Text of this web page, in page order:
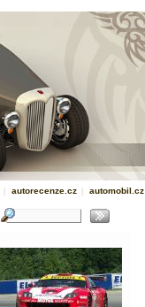
| autorecenze.cz | automobil.cz